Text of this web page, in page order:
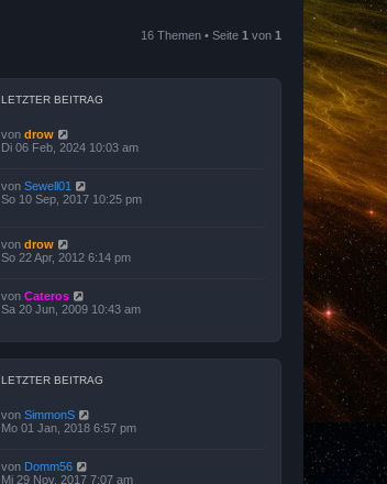
16 Themen • Seite 1 von 1
LETZTER BEITRAG
von drow
Di 06 Feb, 2024 10:03 am
von Sewell01
So 10 Sep, 2017 10:25 pm
von drow
So 22 Apr, 2012 6:14 pm
von Cateros
Sa 20 Jun, 2009 10:43 am
LETZTER BEITRAG
von SimmonS
Mo 01 Jan, 2018 6:57 pm
von Domm56
Mi 29 Nov, 2017 7:07 am